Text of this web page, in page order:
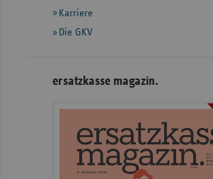
Karriere
Die GKV
ersatzkasse magazin.